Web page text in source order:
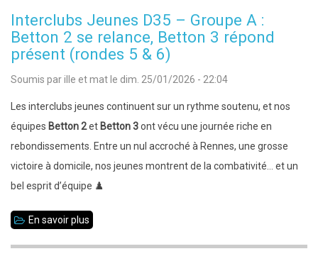
–
Betton
bon
match
nul
à
Rennes
(2–
2)
Interclubs Jeunes D35 – Groupe A :
Betton 2 se relance, Betton 3 répond
présent (rondes 5 & 6)
Soumis parille et mat le dim. 25/01/2026 - 22:04
Les interclubs jeunes continuent sur un rythme soutenu, et nos
équipes Betton 2et Betton 3ont vécu une journée riche en
rebondissements. Entre un nul accroché à Rennes, une grosse
victoire à domicile, nos jeunes montrent de la combativité… et un
bel esprit d’équipe ♟️
En savoir plus